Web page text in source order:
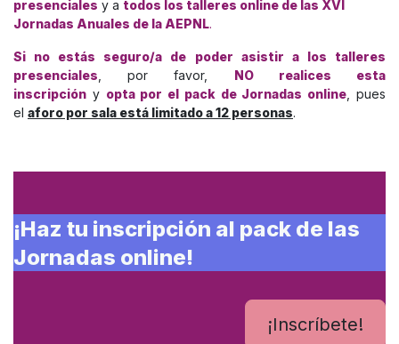
presenciales y a todos los talleres online de las XVI
Jornadas Anuales de la AEPNL.
Si no estás seguro/a de poder asistir a los talleres
presenciales , por favor, NO realices esta
inscripción y opta por el pack de Jornadas online , pues
el aforo por sala está limitado a 12 personas.
¡Haz tu inscripción al pack de las
Jornadas online!
¡Inscríbete!